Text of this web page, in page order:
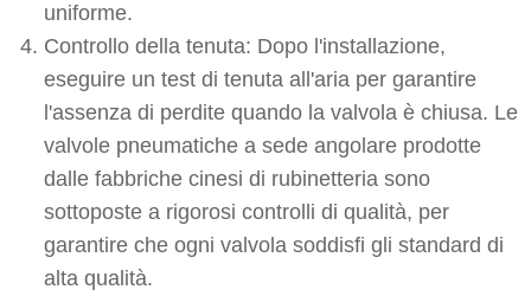
uniforme.
Controllo della tenuta: Dopo l'installazione,
eseguire un test di tenuta all'aria per garantire
l'assenza di perdite quando la valvola è chiusa. Le
valvole pneumatiche a sede angolare prodotte
dalle fabbriche cinesi di rubinetteria sono
sottoposte a rigorosi controlli di qualità, per
garantire che ogni valvola soddisfi gli standard di
alta qualità.